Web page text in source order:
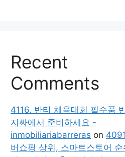
Recent
Comments
4116. 반티 체육대회 필수품
지싸에서 준비하세요 -
inmobiliariabarreras on
버쇼핑 상위, 스마트스토어 순